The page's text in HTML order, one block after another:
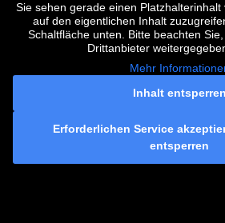
Sie sehen gerade einen Platzhalterinhalt
auf den eigentlichen Inhalt
Schaltfläche unten. Bitte beachten
Drittanbieter
Mehr
Inhalt entsperren
Erforderlichen Service
entsperren